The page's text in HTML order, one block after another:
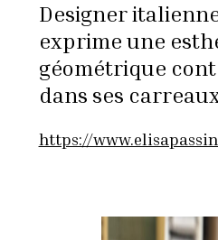
Designer
exprime une
géométrique
dans ses
https://